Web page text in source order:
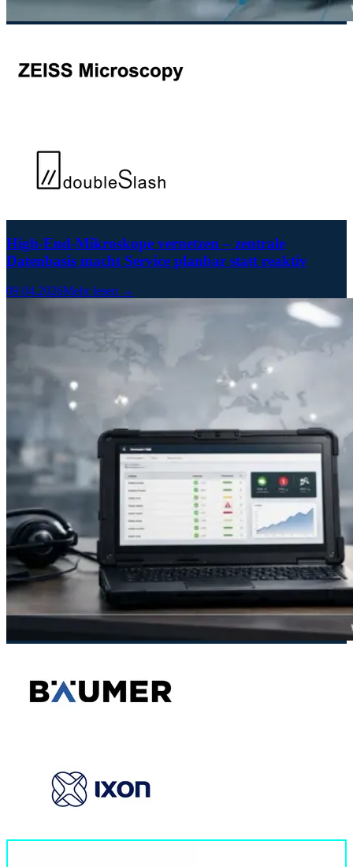
High-End-Mikroskope vernetzen – zentrale
Datenbasis macht Service planbar statt reaktiv
09.04.2026Mehr lesen →